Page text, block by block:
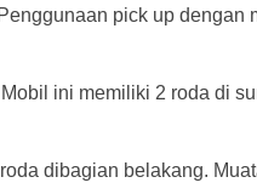
pick up dengan
ini memiliki 2 roda di
dibagian belakang.